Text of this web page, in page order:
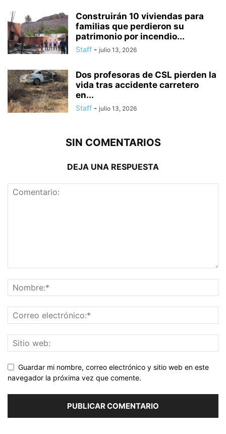
Construirán 10 viviendas para
familias que perdieron su
patrimonio por incendio...
Staff - julio 13, 2026
Dos profesoras de CSL pierden la
vida tras accidente carretero
en...
Staff - julio 13, 2026
SIN COMENTARIOS
DEJA UNA RESPUESTA
Guardar mi nombre, correo electrónico y sitio web en este
navegador la próxima vez que comente.